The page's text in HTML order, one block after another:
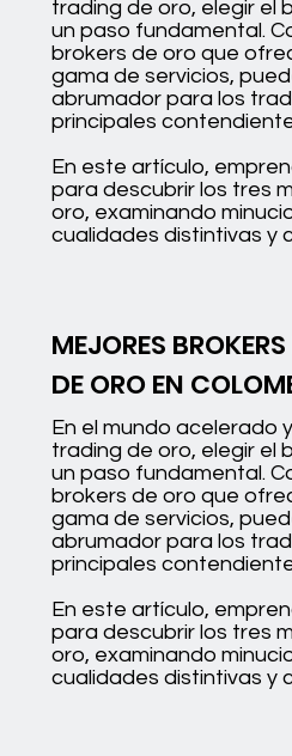
trading de oro, elegir el
un paso fundamental.
brokers de oro que
gama de servicios,
abrumador para los
principales
En este artículo,
para descubrir los tres
oro, examinando
cualidades distintivas y
MEJORES
DE ORO EN
En el mundo acelerado
trading de oro, elegir el
un paso fundamental.
brokers de oro que
gama de servicios,
abrumador para los
principales
En este artículo,
para descubrir los tres
oro, examinando
cualidades distintivas y